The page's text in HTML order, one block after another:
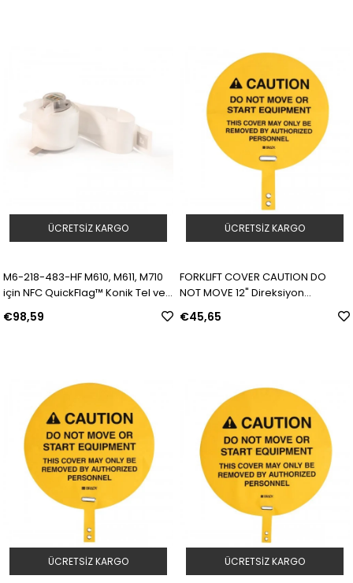
M6-218-483-HF M610, M611, M710
için NFC QuickFlag™ Konik Tel ve
Kablo Bayrağı | Model: 319493 |
SKU: Y5176034
€98,59
ÜCRETSIZ KARGO
FORKLIFT COVER CAUTION DO
NOT MOVE 12" Direksiyon
Güvenlik Kılıfı | Model: 151874 | SKU:
Y4937242
€45,65
ÜCRETSIZ KARGO
ÜCRETSIZ KARGO ÜCRETSIZ KARGO